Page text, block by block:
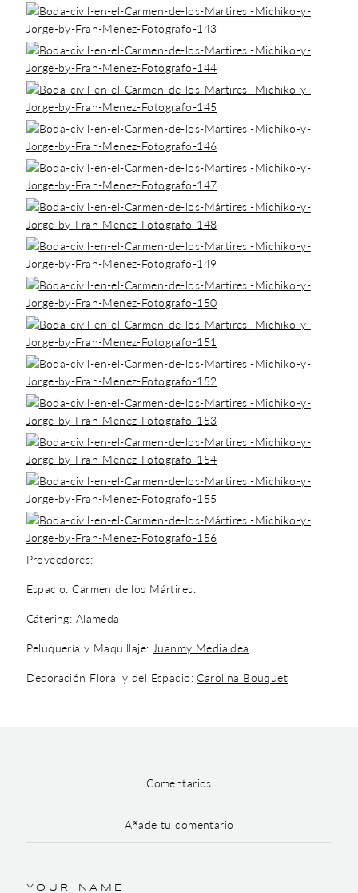
Proveedores:
Espacio: Carmen de los Mártires.
Cátering: Alameda
Peluquería y Maquillaje: Juanmy Medialdea
Decoración Floral y del Espacio:Carolina Bouquet
Comentarios
Añade tu comentario
YOUR NAME